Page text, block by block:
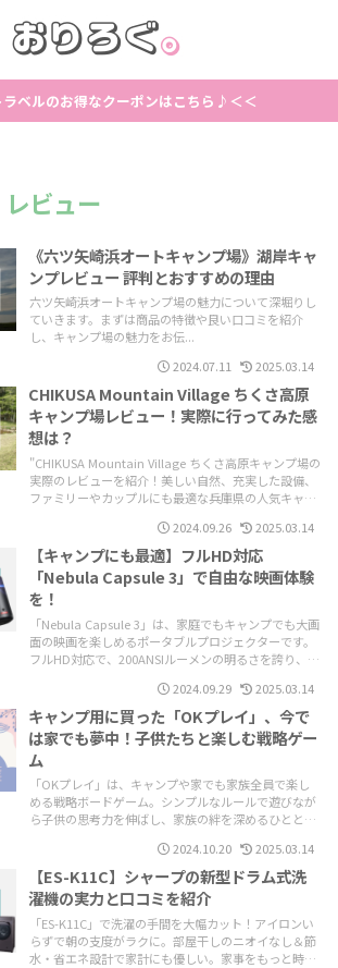
ラベルのお得なクーポンはこちら♪＜＜
ビュー
《六ツ矢崎浜オートキャンプ場》湖岸キャ
ンプレビュー 評判とおすすめの理由
六ツ矢崎浜オートキャンプ場の魅力について深堀りし
ていきます。まずは商品の特徴や良い口コミを紹介
し、キャンプ場の魅力をお伝...
2024.07.11
2025.03.14
CHIKUSA Mountain Village ちくさ高原
キャンプ場レビュー！実際に行ってみた感
想は？
"CHIKUSA Mountain Village ちくさ高原キャンプ場の
実際のレビューを紹介！美しい自然、充実した設備、
ファミリーやカップルにも最適な兵庫県の人気キャン
2024.09.26 2025.03.14
【キャンプにも最適】フルHD対応
「Nebula Capsule 3」で自由な映画体験
を！
「Nebula Capsule 3」は、家庭でもキャンプでも大画
面の映画を楽しめるポータブルプロジェクターです。
フルHD対応で、200ANSIルーメンの明るさを誇り、バ
で、NetflixやAmazon Prime Videoなどのコンテンツ
を手軽に再生可能。キャンプ場でのシネマ体験や、家
庭での本格的なホームシアター環境を探している方に
おすすめ。アウトドアからインドアまで、どこでも映
画体験が楽しめる一台です！
2024.09.29 2025.03.14
キャンプ用に買った「OKプレイ」、今で
は家でも夢中！子供たちと楽しむ戦略ゲー
ム
「OKプレイ」は、キャンプや家でも家族全員で楽し
める戦略ボードゲーム。シンプルなルールで遊びなが
ら子供の思考力を伸ばし、家族の絆を深めるひととき
しい日常でも笑顔があふれる時間を過ごしませんか？
2024.10.20 2025.03.14
【ES-K11C】シャープの新型ドラム式洗
濯機の実力と口コミを紹介
「ES-K11C」で洗濯の手間を大幅カット！アイロンい
らずで朝の支度がラクに。部屋干しのニオイなし＆節
水・省エネ設計で家計にも優しい。家事をもっと時短